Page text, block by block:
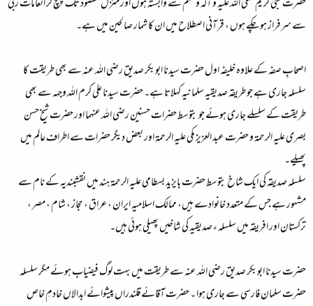
حضرت نبی کریم صلی اللہ علیہ و آلہ وسلم سے وابستہ ہوں اور منزل مقصود تک پہنچ کر انعامات ربی
سے سرفراز ہو چکے ہوں ، قرآنی اصطلاح میں ان کا شمار صالحین میں ہے۔
اصحابِ صفہ کے علاوہ خلیفہ اول حضرت سیدنا ابوبکر صدیق رضی اللہ عنہ سے بھی طریقت کا
سلسلہ جاری ہے جو طریقہ صدیقیہ سلمانیہ کہلاتا ہے۔ حضرت سیدنا علی کرم اللہ وجہہ سے بھی
طریقت کے سلسلے جاری ہوئے جو بتوسط حضرات حسنین رضی اللہ عنہما اور حضرت شیخ حسن
بصری علیہ الرحمۃ و حضرت عبد العزیز مکی علیہ الرحمۃ اور بعض دیگر حضرات سے اطراف عالم میں
پھیلے۔
سلسلہ صدیقہ کی ایک شاخ بتوسط حضرت بایزید بسطامی علیہ الرحمۃ ہند میں نقشبندیہ کے نام سے
مشہور ہے جس کے متعدد خانوادے ہیں، ممالک اسلامیہ ایران ، عراق ، حجاز ، شام ، مصر ،
ترکستان اور افریقہ میں سلسلہ ء صدیقیہ کی شاخیں پھیلی ہوئی ہیں۔
حضرت سیدنا ابوبکر صدیق رضی اللہ عنہ سے طریقت میں بہت لوگ فیضیاب ہوئے مگر سلسلہ
حضرت سلمان فارسی سے جاری ہوا ۔ حضرت آقائے قلندراں پیشوائے ابدالاں خادمِ خاص